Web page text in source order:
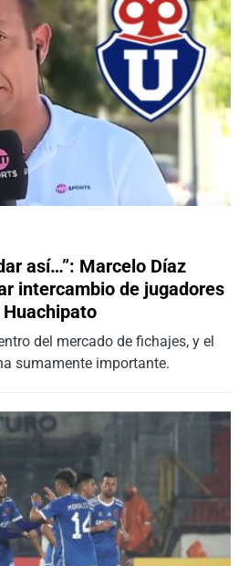
así…”: Marcelo Díaz
intercambio de jugadores
del mercado de fichajes, y el
sumamente importante.